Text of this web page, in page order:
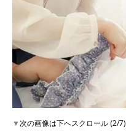
▼次の画像は下へスクロール (2/7)